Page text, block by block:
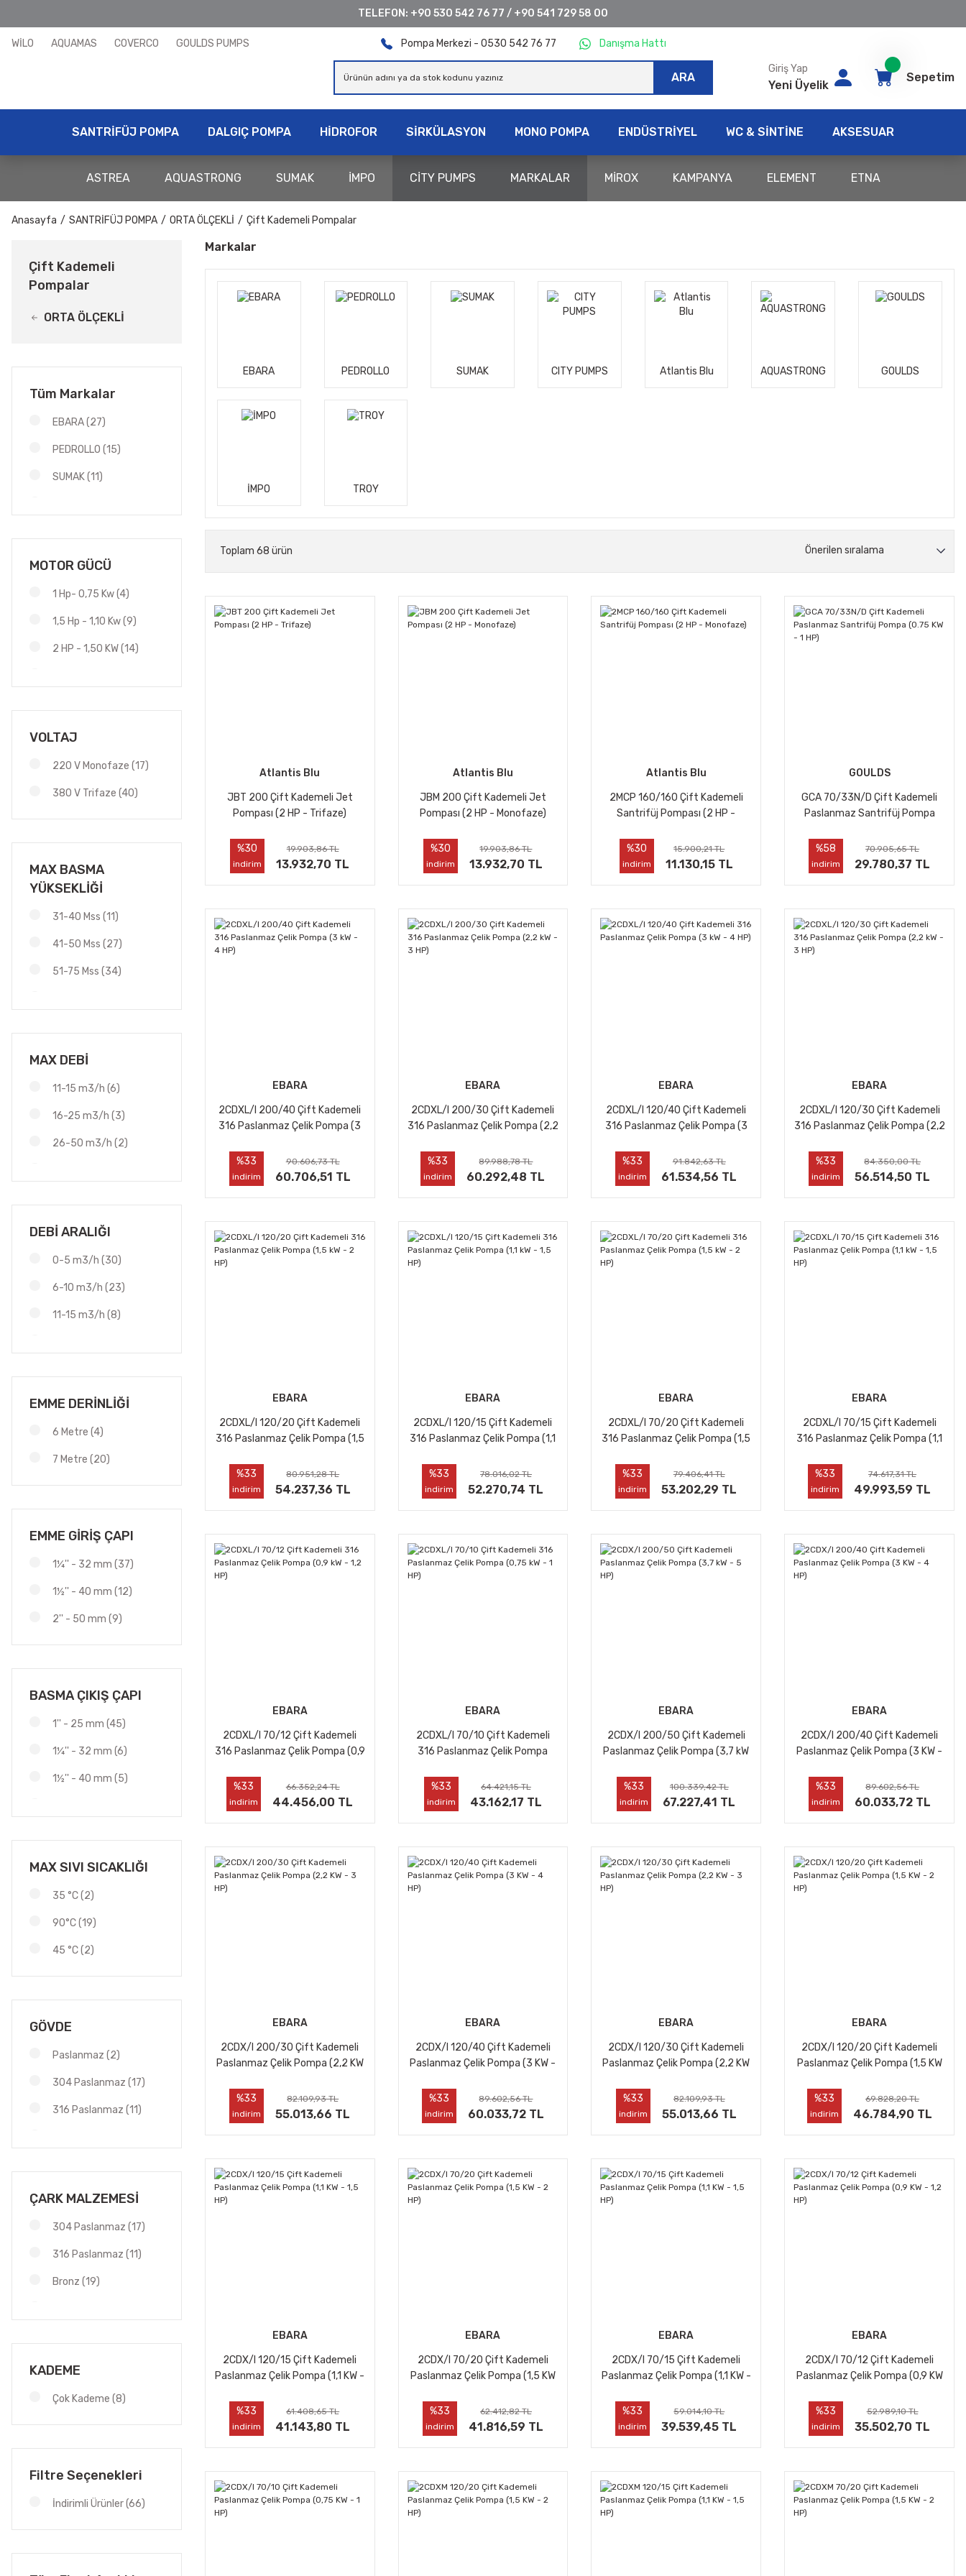
TELEFON: +90 530 542 76 77 / +90 541 729 58 00
WİLO AQUAMAS COVERCO GOULDS PUMPS Pompa Merkezi - 0530 542 76 77 Danışma Hattı
ARA
Giriş Yap
Yeni Üyelik
Sepetim
SANTRİFÜJ POMPA DALGIÇ POMPA HİDROFOR SİRKÜLASYON MONO POMPA ENDÜSTRİYEL WC & SİNTİNE AKSESUAR
ASTREA AQUASTRONG SUMAK İMPO CİTY PUMPS MARKALAR MİROX KAMPANYA ELEMENT ETNA
Anasayfa SANTRİFÜJ POMPA ORTA ÖLÇEKLİ Çift Kademeli Pompalar
Çift Kademeli
Pompalar
ORTA ÖLÇEKLİ
Tüm Markalar
EBARA (27)
PEDROLLO (15)
SUMAK (11)
AQUASTRONG (2)
MOTOR GÜCÜ
1 Hp- 0,75 Kw (4)
1,5 Hp - 1,10 Kw (9)
2 HP - 1,50 KW (14)
5 HP - 3,75 KW (1)
7,5 HP - 5,5 KW (3)
12,5 HP - 9,3 KW (1)
1,2 Hp - 0,9 Kw (3)
15 HP - 11,2 KW (1)
VOLTAJ
220 V Monofaze (17)
380 V Trifaze (40)
MAX BASMA
YÜKSEKLİĞİ
31-40 Mss (11)
41-50 Mss (27)
51-75 Mss (34)
MAX DEBİ
11-15 m3/h (6)
16-25 m3/h (3)
26-50 m3/h (2)
DEBİ ARALIĞI
0-5 m3/h (30)
6-10 m3/h (23)
11-15 m3/h (8)
EMME DERİNLİĞİ
6 Metre (4)
7 Metre (20)
EMME GİRİŞ ÇAPI
1¼'' - 32 mm (37)
1½'' - 40 mm (12)
2'' - 50 mm (9)
BASMA ÇIKIŞ ÇAPI
1'' - 25 mm (45)
1¼'' - 32 mm (6)
1½'' - 40 mm (5)
MAX SIVI SICAKLIĞI
35 °C (2)
90°C (19)
45 °C (2)
GÖVDE
Paslanmaz (2)
304 Paslanmaz (17)
316 Paslanmaz (11)
ÇARK MALZEMESİ
304 Paslanmaz (17)
316 Paslanmaz (11)
Bronz (19)
KADEME
Çok Kademe (8)
Filtre Seçenekleri
İndirimli Ürünler (66)
Markalar
EBARA PEDROLLO SUMAK CITY PUMPS Atlantis Blu AQUASTRONG GOULDS
İMPO TROY
Toplam 68 ürün
Atlantis Blu
JBT 200 Çift Kademeli Jet
Pompası (2 HP - Trifaze)
%30
indirim
19.903,86 TL
13.932,70 TL
Atlantis Blu
JBM 200 Çift Kademeli Jet
Pompası (2 HP - Monofaze)
%30
indirim
19.903,86 TL
13.932,70 TL
Atlantis Blu
2MCP 160/160 Çift Kademeli
Santrifüj Pompası (2 HP -
%30
indirim
15.900,21 TL
11.130,15 TL
GOULDS
GCA 70/33N/D Çift Kademeli
Paslanmaz Santrifüj Pompa
%58
indirim
70.905,65 TL
29.780,37 TL
EBARA
2CDXL/I 200/40 Çift Kademeli
316 Paslanmaz Çelik Pompa (3
%33
indirim
90.606,73 TL
60.706,51 TL
EBARA
2CDXL/I 200/30 Çift Kademeli
316 Paslanmaz Çelik Pompa (2,2
%33
indirim
89.988,78 TL
60.292,48 TL
EBARA
2CDXL/I 120/40 Çift Kademeli
316 Paslanmaz Çelik Pompa (3
%33
indirim
91.842,63 TL
61.534,56 TL
EBARA
2CDXL/I 120/30 Çift Kademeli
316 Paslanmaz Çelik Pompa (2,2
%33
indirim
84.350,00 TL
56.514,50 TL
EBARA
2CDXL/I 120/20 Çift Kademeli
316 Paslanmaz Çelik Pompa (1,5
%33
indirim
80.951,28 TL
54.237,36 TL
EBARA
2CDXL/I 120/15 Çift Kademeli
316 Paslanmaz Çelik Pompa (1,1
%33
indirim
78.016,02 TL
52.270,74 TL
EBARA
2CDXL/I 70/20 Çift Kademeli
316 Paslanmaz Çelik Pompa (1,5
%33
indirim
79.406,41 TL
53.202,29 TL
EBARA
2CDXL/I 70/15 Çift Kademeli
316 Paslanmaz Çelik Pompa (1,1
%33
indirim
74.617,31 TL
49.993,59 TL
EBARA
2CDXL/I 70/12 Çift Kademeli
316 Paslanmaz Çelik Pompa (0,9
%33
indirim
66.352,24 TL
44.456,00 TL
EBARA
2CDXL/I 70/10 Çift Kademeli
316 Paslanmaz Çelik Pompa
%33
indirim
64.421,15 TL
43.162,17 TL
EBARA
2CDX/I 200/50 Çift Kademeli
Paslanmaz Çelik Pompa (3,7 kW
%33
indirim
100.339,42 TL
67.227,41 TL
EBARA
2CDX/I 200/40 Çift Kademeli
Paslanmaz Çelik Pompa (3 KW -
%33
indirim
89.602,56 TL
60.033,72 TL
EBARA
2CDX/I 200/30 Çift Kademeli
Paslanmaz Çelik Pompa (2,2 KW
%33
indirim
82.109,93 TL
55.013,66 TL
EBARA
2CDX/I 120/40 Çift Kademeli
Paslanmaz Çelik Pompa (3 KW -
%33
indirim
89.602,56 TL
60.033,72 TL
EBARA
2CDX/I 120/30 Çift Kademeli
Paslanmaz Çelik Pompa (2,2 KW
%33
indirim
82.109,93 TL
55.013,66 TL
EBARA
2CDX/I 120/20 Çift Kademeli
Paslanmaz Çelik Pompa (1,5 KW
%33
indirim
69.828,20 TL
46.784,90 TL
EBARA
2CDX/I 120/15 Çift Kademeli
Paslanmaz Çelik Pompa (1,1 KW -
%33
indirim
61.408,65 TL
41.143,80 TL
EBARA
2CDX/I 70/20 Çift Kademeli
Paslanmaz Çelik Pompa (1,5 KW
%33
indirim
62.412,82 TL
41.816,59 TL
EBARA
2CDX/I 70/15 Çift Kademeli
Paslanmaz Çelik Pompa (1,1 KW -
%33
indirim
59.014,10 TL
39.539,45 TL
EBARA
2CDX/I 70/12 Çift Kademeli
Paslanmaz Çelik Pompa (0,9 KW
%33
indirim
52.989,10 TL
35.502,70 TL